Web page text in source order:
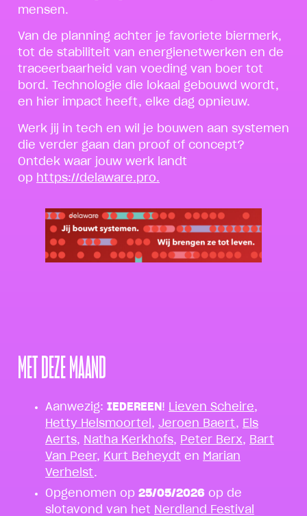
mensen.
Van de planning achter je favoriete biermerk,
tot de stabiliteit van energienetwerken en de
traceerbaarheid van voeding van boer tot
bord. Technologie die lokaal gebouwd wordt,
en hier impact heeft, elke dag opnieuw.
Werk jij in tech en wil je bouwen aan systemen
die verder gaan dan proof of concept?
Ontdek waar jouw werk landt
op https://delaware.pro.
MET DEZE MAAND
Aanwezig: IEDEREEN ! Lieven Scheire,
Hetty Helsmoortel , Jeroen Baert, Els
Aerts, Natha Kerkhofs, Peter Berx, Bart
Van Peer, Kurt Beheydt en Marian
Verhelst.
Opgenomen op 25/05/2026 op de
slotavond van het Nerdland Festival